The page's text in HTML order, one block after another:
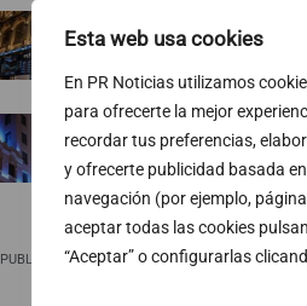
Esta web usa cookies
En PR Noticias utilizamos
para ofrecerte la mejor
recordar tus preferencias,
y ofrecerte publicidad basada
navegación (por ejemplo,
aceptar todas las cookies
“Aceptar” o configurarlas
El Ibex 35 se anota
los 20.100 puntos
05/08/2026
Telefónica refuerza la
emplazamientos con
05/08/2026
PUBLICIDAD